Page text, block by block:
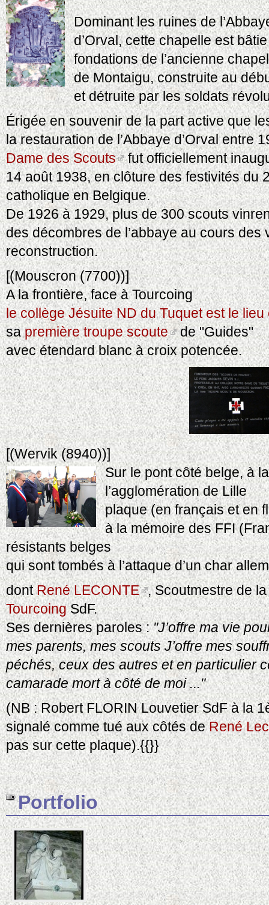
Dominant les ruines de
d’Orval, cette chapelle est
fondations de l’ancienne
de Montaigu, construite au
et détruite par les soldats
Érigée en souvenir de la part active que
la restauration de l’Abbaye d’Orval entre
Dame des Scouts fut officiellement
14 août 1938, en clôture des festivités du
catholique en Belgique.
De 1926 à 1929, plus de 300 scouts
des décombres de l’abbaye au cours
reconstruction.
[(Mouscron (7700))]
A la frontière, face à Tourcoing
le collège Jésuite ND du Tuquet est le lieu
sapremière troupe scoute de "Guides"
avec étendard blanc à croix potencée.
[(Wervik (8940))]
Sur le pont côté belge, à
l’agglomération de Lille
plaque (en français et en
à la mémoire des FFI
résistants belges
qui sont tombés à l’attaque d’un char
dontRené LECONTE , Scoutmestre de
TourcoingSdF.
Ses dernières paroles :"J’offre ma vie
mes parents, mes scouts J’offre mes
péchés, ceux des autres et en particulier
camarade mort à côté de moi ..."
(NB : Robert FLORIN Louvetier SdF à la
signalé comme tué aux côtés deRené
pas sur cette plaque).{{}}
Portfolio